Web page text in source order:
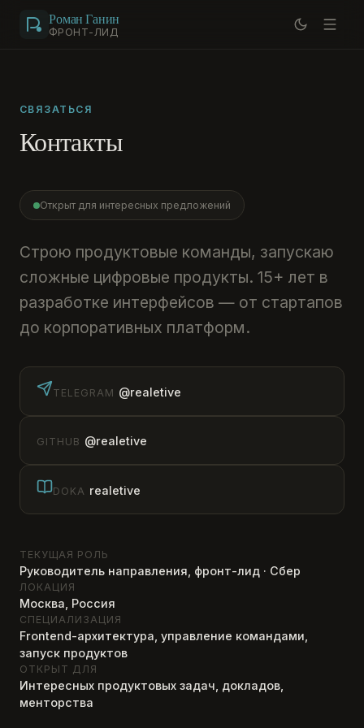
Роман Ганин
ФРОНТ-ЛИД
СВЯЗАТЬСЯ
Контакты
Открыт для интересных предложений
Строю продуктовые команды, запускаю
сложные цифровые продукты. 15+ лет в
разработке интерфейсов — от стартапов
до корпоративных платформ.
TELEGRAM @realetive
GITHUB @realetive
DOKA realetive
ТЕКУЩАЯ РОЛЬ
Руководитель направления, фронт-лид · Сбер
ЛОКАЦИЯ
Москва, Россия
СПЕЦИАЛИЗАЦИЯ
Frontend-архитектура, управление командами,
запуск продуктов
ОТКРЫТ ДЛЯ
Интересных продуктовых задач, докладов,
менторства